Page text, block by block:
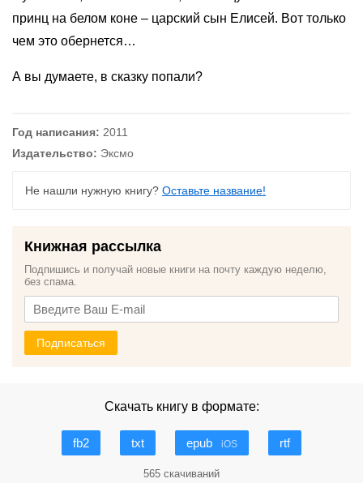
принц на белом коне – царский сын Елисей. Вот только
чем это обернется…
А вы думаете, в сказку попали?
Год написания: 2011
Издательство: Эксмо
Не нашли нужную книгу? Оставьте название!
Книжная рассылка
Подпишись и получай новые книги на почту каждую неделю,
без спама.
Подписаться
Скачать книгу в формате:
fb2 txt epub iOS rtf
565 скачиваний